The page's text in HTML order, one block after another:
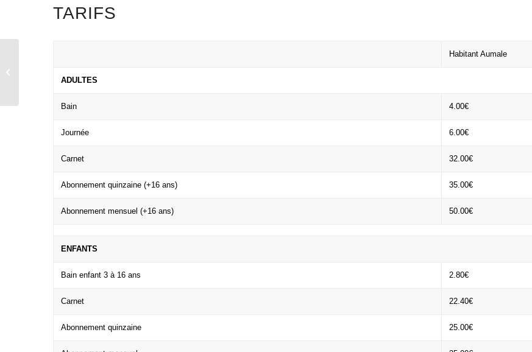
TARIFS
Habitant Aumale
ADULTES
Bain 4.00€
Journée 6.00€
Carnet 32.00€
Abonnement quinzaine (+16 ans) 35.00€
Abonnement mensuel (+16 ans) 50.00€
ENFANTS
Bain enfant 3 à 16 ans 2.80€
Carnet 22.40€
Abonnement quinzaine 25.00€